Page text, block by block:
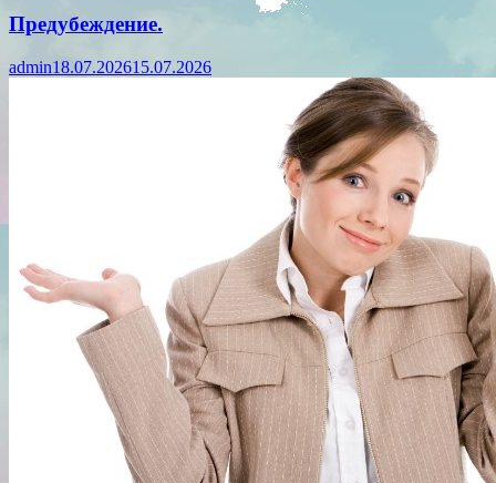
Предубеждение.
admin18.07.202615.07.2026